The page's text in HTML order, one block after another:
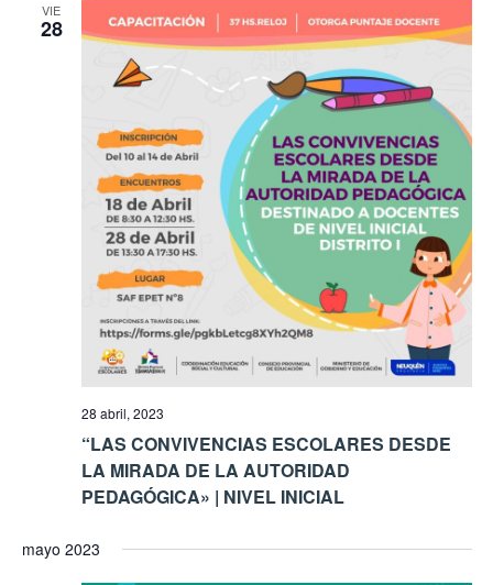
VIE
28
28 abril, 2023
“LAS CONVIVENCIAS ESCOLARES DESDE
LA MIRADA DE LA AUTORIDAD
PEDAGÓGICA» | NIVEL INICIAL
mayo 2023